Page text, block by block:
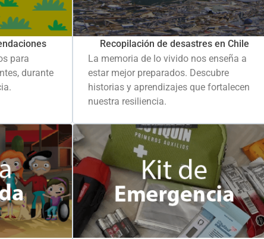
para
durante
Recopilación de desastres en Chile
La memoria de lo vivido nos enseña a
estar mejor preparados. Descubre
historias y aprendizajes que fortalecen
nuestra resiliencia.